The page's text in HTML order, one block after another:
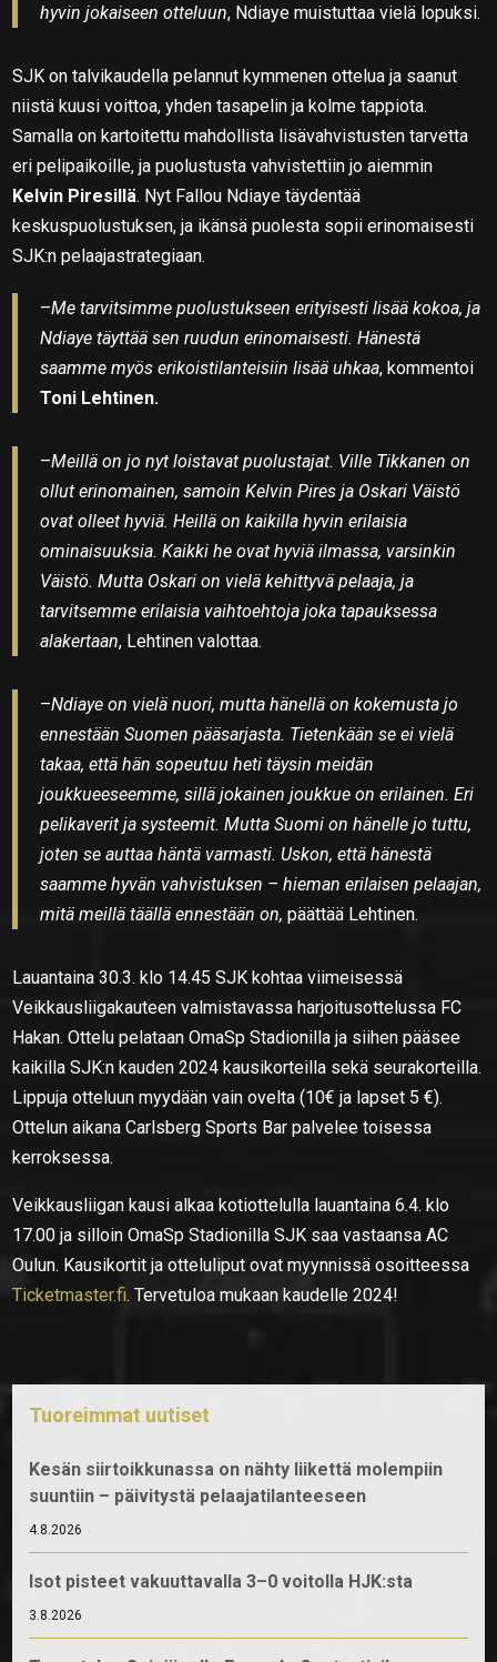
hyvin jokaiseen otteluun, Ndiaye muistuttaa vielä lopuksi.
SJK on talvikaudella pelannut kymmenen ottelua ja saanut
niistä kuusi voittoa, yhden tasapelin ja kolme tappiota.
Samalla on kartoitettu mahdollista lisävahvistusten tarvetta
eri pelipaikoille, ja puolustusta vahvistettiin jo aiemmin
Kelvin Piresillä. Nyt Fallou Ndiaye täydentää
keskuspuolustuksen, ja ikänsä puolesta sopii erinomaisesti
SJK:n pelaajastrategiaan.
–Me tarvitsimme puolustukseen erityisesti lisää kokoa, ja
Ndiaye täyttää sen ruudun erinomaisesti. Hänestä
saamme myös erikoistilanteisiin lisää uhkaa, kommentoi
Toni Lehtinen.
–Meillä on jo nyt loistavat puolustajat. Ville Tikkanen on
ollut erinomainen, samoin Kelvin Pires ja Oskari Väistö
ovat olleet hyviä. Heillä on kaikilla hyvin erilaisia
ominaisuuksia. Kaikki he ovat hyviä ilmassa, varsinkin
Väistö. Mutta Oskari on vielä kehittyvä pelaaja, ja
tarvitsemme erilaisia vaihtoehtoja joka tapauksessa
alakertaan, Lehtinen valottaa.
–Ndiaye on vielä nuori, mutta hänellä on kokemusta jo
ennestään Suomen pääsarjasta. Tietenkään se ei vielä
takaa, että hän sopeutuu heti täysin meidän
joukkueeseemme, sillä jokainen joukkue on erilainen. Eri
pelikaverit ja systeemit. Mutta Suomi on hänelle jo tuttu,
joten se auttaa häntä varmasti. Uskon, että hänestä
saamme hyvän vahvistuksen – hieman erilaisen pelaajan,
mitä meillä täällä ennestään on, päättää Lehtinen.
Lauantaina 30.3. klo 14.45 SJK kohtaa viimeisessä
Veikkausliigakauteen valmistavassa harjoitusottelussa FC
Hakan. Ottelu pelataan OmaSp Stadionilla ja siihen pääsee
kaikilla SJK:n kauden 2024 kausikorteilla sekä seurakorteilla.
Lippuja otteluun myydään vain ovelta (10€ ja lapset 5 €).
Ottelun aikana Carlsberg Sports Bar palvelee toisessa
kerroksessa.
Veikkausliigan kausi alkaa kotiottelulla lauantaina 6.4. klo
17.00 ja silloin OmaSp Stadionilla SJK saa vastaansa AC
Oulun. Kausikortit ja otteluliput ovat myynnissä osoitteessa
Ticketmaster.fi. Tervetuloa mukaan kaudelle 2024!
Tuoreimmat uutiset
Kesän siirtoikkunassa on nähty liikettä molempiin
suuntiin – päivitystä pelaajatilanteeseen
4.8.2026
Isot pisteet vakuuttavalla 3–0 voitolla HJK:sta
3.8.2026